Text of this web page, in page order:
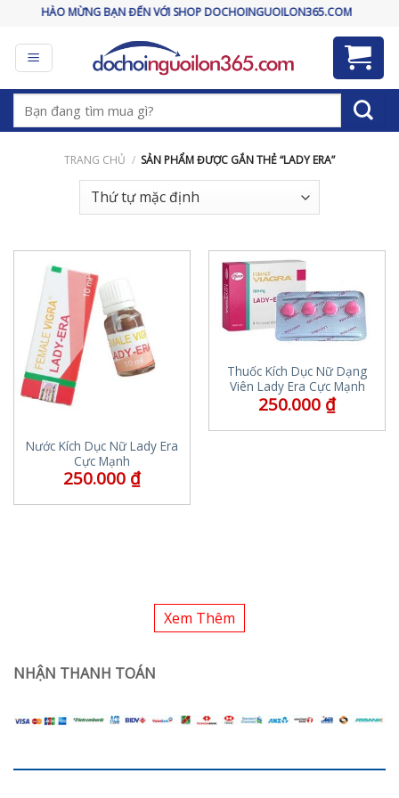
content
CHÀO MỪNG BẠN ĐẾN VỚI SHOP DOCHOINGUOILON365.COM
Tìm
kiếm:
TRANG CHỦ / SẢN PHẨM ĐƯỢC GẮN THẺ “LADY ERA”
Nước Kích Dục Nữ Lady Era
Cực Mạnh
250.000 ₫
Thuốc Kích Dục Nữ Dạng
Viên Lady Era Cực Mạnh
250.000 ₫
Xem Thêm
NHẬN THANH TOÁN